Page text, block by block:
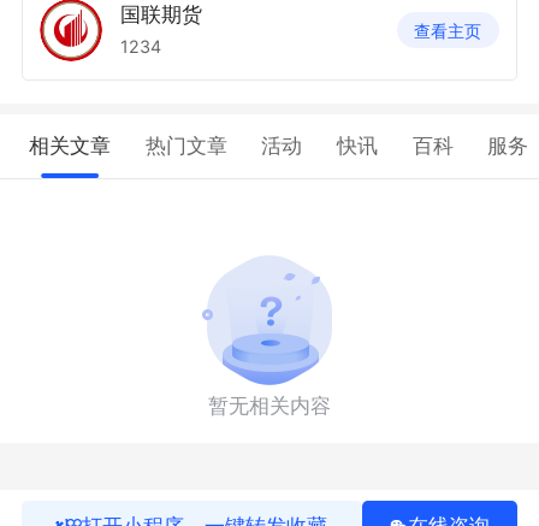
国联期货
1234
查看主页
相关文章 热门文章 活动 快讯 百科 服务
暂无相关内容